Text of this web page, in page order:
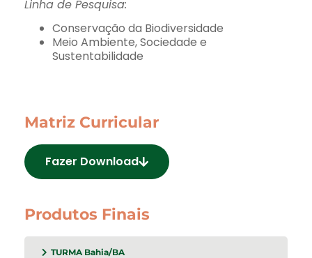
Linha de Pesquisa:
Conservação da Biodiversidade
Meio Ambiente, Sociedade e
Sustentabilidade
Matriz Curricular
Fazer Download
Produtos Finais
TURMA Bahia/BA